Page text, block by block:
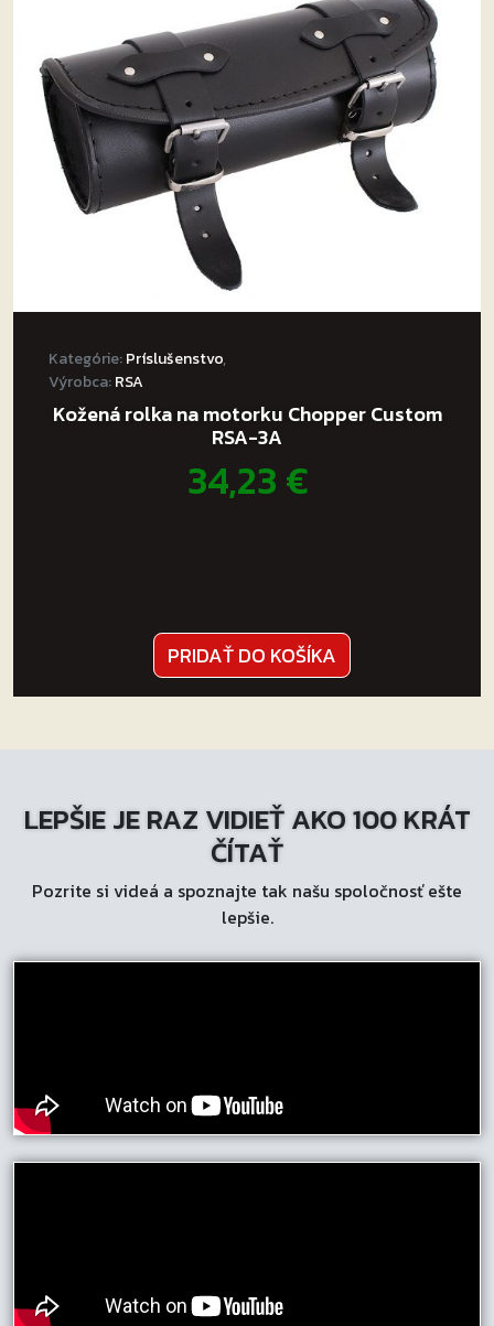
Kategórie:Príslušenstvo,
Výrobca:RSA
Kožená rolka na motorku Chopper Custom
RSA-3A
34,23€
PRIDAŤ DO KOŠÍKA
LEPŠIE JE RAZ VIDIEŤ AKO 100 KRÁT
ČÍTAŤ
Pozrite si videá a spoznajte tak našu spoločnosť ešte
lepšie.